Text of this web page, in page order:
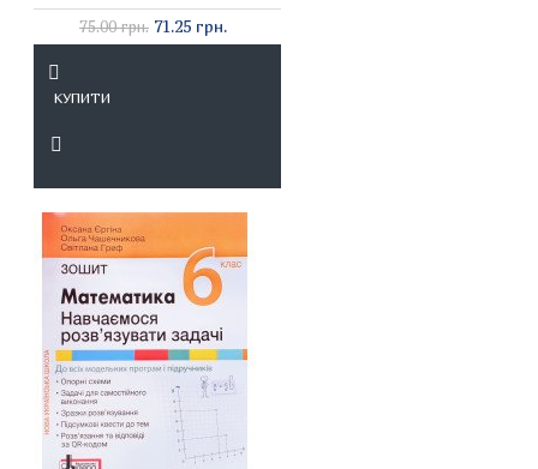
75.00 грн. 71.25 грн.
КУПИТИ